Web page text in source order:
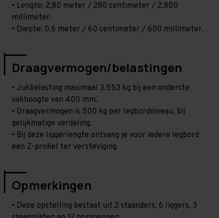
• Lengte: 2,80 meter / 280 centimeter / 2.800
millimeter.
• Diepte: 0,6 meter / 60 centimeter / 600 millimeter.
Draagvermogen/belastingen
• Jukbelasting maximaal 3.553 kg bij een onderste
vakhoogte van 400 mm.
• Draagvermogen is 500 kg per legbordniveau, bij
gelijkmatige verdeling.
• Bij deze liggerlengte ontvang je voor iedere legbord
een Z-profiel ter versteviging.
Opmerkingen
• Deze opstelling bestaat uit 2 staanders, 6 liggers, 3